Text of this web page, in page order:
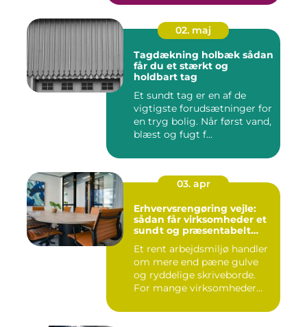
02. maj
Tagdækning holbæk sådan
får du et stærkt og
holdbart tag
Et sundt tag er en af de
vigtigste forudsætninger for
en tryg bolig. Når først vand,
blæst og fugt f...
03. apr
Erhvervsrengøring vejle:
sådan får virksomheder et
sundt og præsentabelt
Et rent arbejdsmiljø handler
om mere end pæne gulve
og ryddelige skriveborde.
For mange virksomheder...